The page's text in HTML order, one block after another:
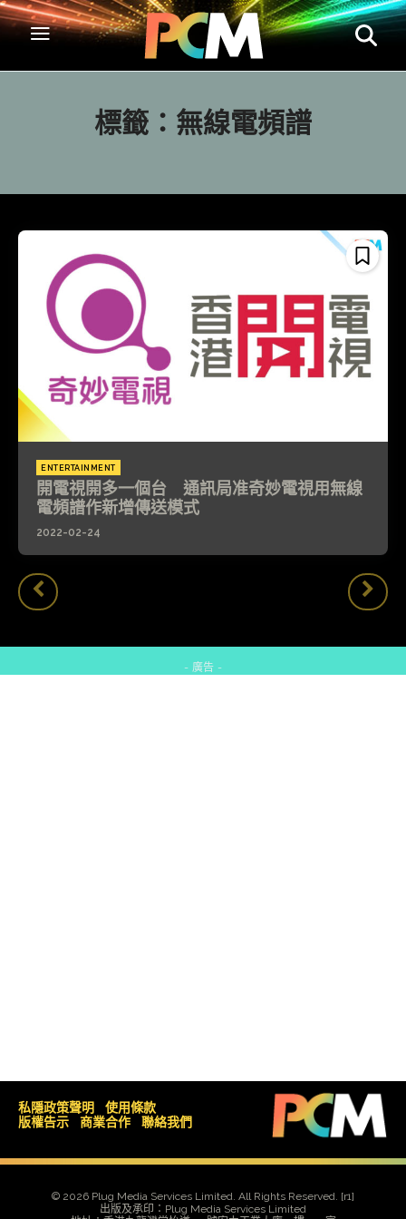
標籤： 無線電頻譜
ENTERTAINMENT
開電視開多一個台 通訊局准奇妙電視用無線
電頻譜作新增傳送模式
2022-02-24
- 廣告 -
私隱政策聲明
使用條款
版權告示
商業合作 聯絡我們
© 2026 Plug Media Services Limited. All Rights Reserved. [r1]
出版及承印：Plug Media Services Limited